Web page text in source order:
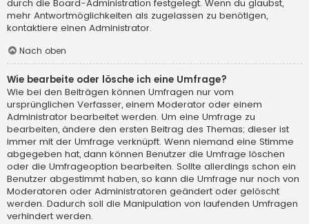
durch die Board-Administration festgelegt. Wenn du glaubst,
mehr Antwortmöglichkeiten als zugelassen zu benötigen,
kontaktiere einen Administrator.
Nach oben
Wie bearbeite oder lösche ich eine Umfrage?
Wie bei den Beiträgen können Umfragen nur vom
ursprünglichen Verfasser, einem Moderator oder einem
Administrator bearbeitet werden. Um eine Umfrage zu
bearbeiten, ändere den ersten Beitrag des Themas; dieser ist
immer mit der Umfrage verknüpft. Wenn niemand eine Stimme
abgegeben hat, dann können Benutzer die Umfrage löschen
oder die Umfrageoption bearbeiten. Sollte allerdings schon ein
Benutzer abgestimmt haben, so kann die Umfrage nur noch von
Moderatoren oder Administratoren geändert oder gelöscht
werden. Dadurch soll die Manipulation von laufenden Umfragen
verhindert werden.